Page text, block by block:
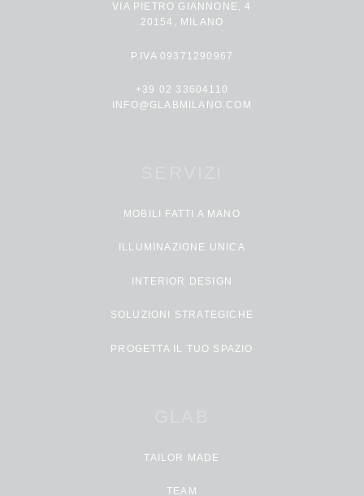
VIA PIETRO GIANNONE, 4
20154, MILANO
P.IVA 09371290967
+39 02 33604110
INFO@GLABMILANO.COM
MOBILI FATTI A MANO
ILLUMINAZIONE UNICA
INTERIOR DESIGN
SOLUZIONI STRATEGICHE
PROGETTA IL TUO SPAZIO
TAILOR MADE
TEAM